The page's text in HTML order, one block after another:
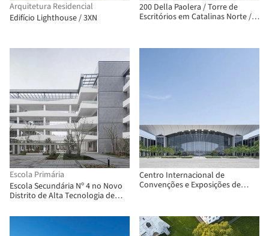
Arquitetura Residencial
Edifício Lighthouse / 3XN
200 Della Paolera / Torre de
Escritórios em Catalinas Norte /
Escola Primária
Escola Secundária Nº 4 no Novo
Distrito de Alta Tecnologia de
Centro Internacional de
Convenções e Exposições de